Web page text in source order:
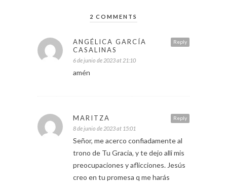
2 COMMENTS
Reply
ANGÉLICA GARCÍA
CASALINAS
6 de junio de 2023 at 21:10
amén
Reply
MARITZA
8 de junio de 2023 at 15:01
Señor, me acerco confiadamente al
trono de Tu Gracia, y te dejo alli mis
preocupaciones y aflicciones. Jesús
creo en tu promesa q me harás